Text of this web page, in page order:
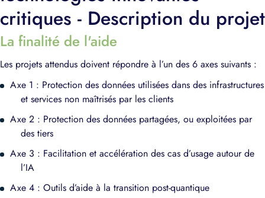
critiques - Description du projet
La finalité de l'aide
Les projets attendus doivent répondre à l’un des 6 axes suivants :
Axe 1 : Protection des données utilisées dans des infrastructures
et services non maîtrisés par les clients​
Axe 2 : Protection des données partagées, ou exploitées par
des tiers​
Axe 3 : Facilitation et accélération des cas d’usage autour de
l’IA​
Axe 4 : Outils d’aide à la transition post-quantique​